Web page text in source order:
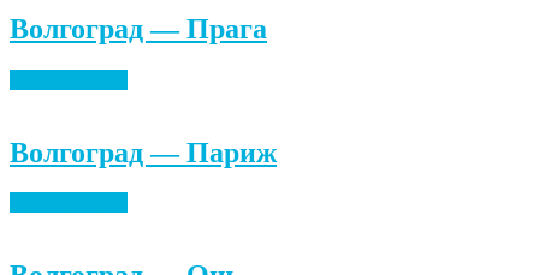
Волгоград — Прага
Волгоград — Париж